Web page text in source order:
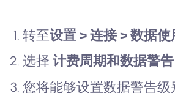
转至设置 > 连接 > 数据
选择计费周期和数据警告
您将能够设置数据警告级